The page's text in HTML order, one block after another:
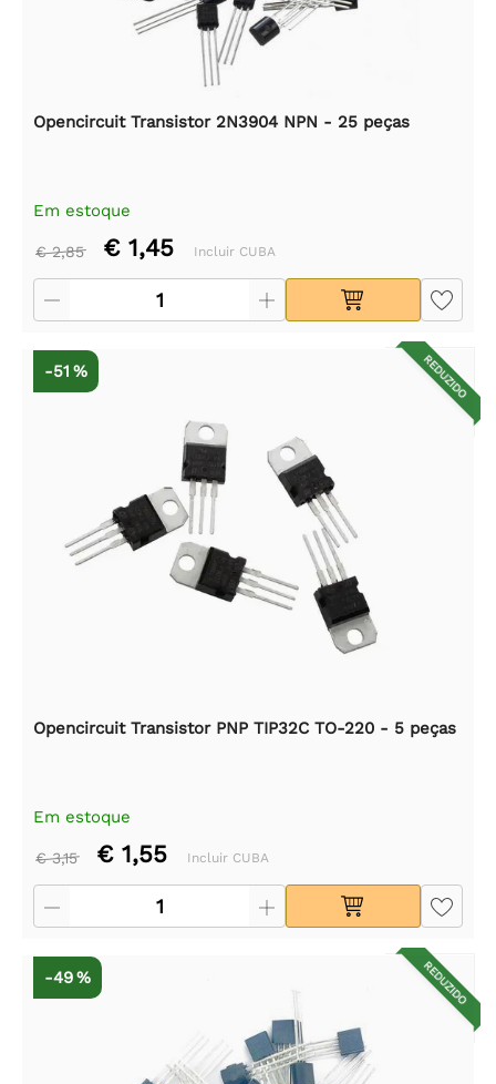
Opencircuit Transistor 2N3904 NPN - 25 peças
Em estoque
€ 2,85 € 1,45 Incluir CUBA
REDUZIDO
-51 %
Opencircuit Transistor PNP TIP32C TO-220 - 5 peças
Em estoque
€ 3,15 € 1,55 Incluir CUBA
REDUZIDO
-49 %